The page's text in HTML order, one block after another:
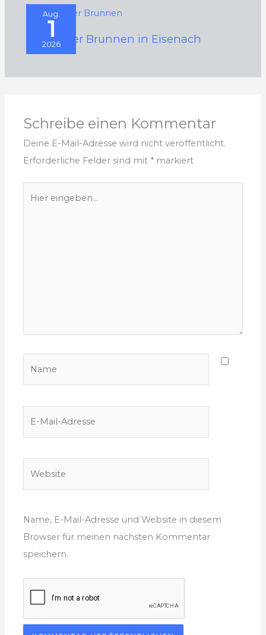
Aug.
1
2026
Schwarzer Brunnen in Eisenach
Schreibe einen Kommentar
Deine E-Mail-Adresse wird nicht veröffentlicht.
Erforderliche Felder sind mit * markiert
Name, E-Mail-Adresse und Website in diesem
Browser für meinen nächsten Kommentar
speichern.